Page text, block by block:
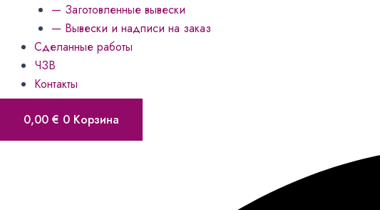
— Заготовленные вывески
— Вывески и надписи на заказ
Сделанные работы
ЧЗВ
Контакты
0,00 € 0 Корзина